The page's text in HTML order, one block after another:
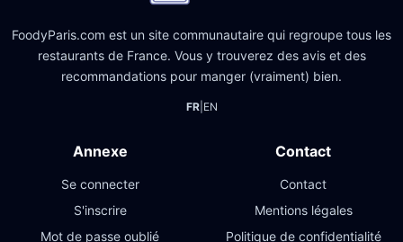
FoodyParis.com est un site communautaire qui regroupe tous les
restaurants de France. Vous y trouverez des avis et des
recommandations pour manger (vraiment) bien.
FR| EN
Annexe
Se connecter
S'inscrire
Mot de passe oublié
Contact
Contact
Mentions légales
Politique de confidentialité